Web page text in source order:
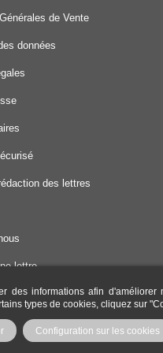
des informations afin
types de cookies, cliquez sur
Configuration sur les cookies
de Vente
données
des lettres
lettre
Copyright